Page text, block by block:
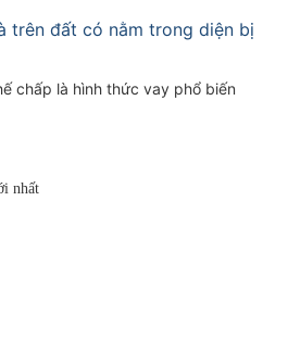
trên đất có nằm trong diện bị
chấp là hình thức vay phổ biến